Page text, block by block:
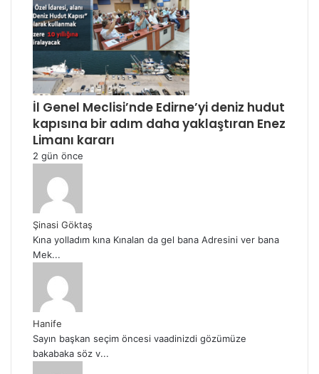
İl Genel Meclisi’nde Edirne’yi deniz hudut
kapısına bir adım daha yaklaştıran Enez
Limanı kararı
2 gün önce
Şinasi Göktaş
Kına yolladım kına Kınalan da gel bana Adresini ver bana
Mek...
Hanife
Sayın başkan seçim öncesi vaadinizdi gözümüze
bakabaka söz v...